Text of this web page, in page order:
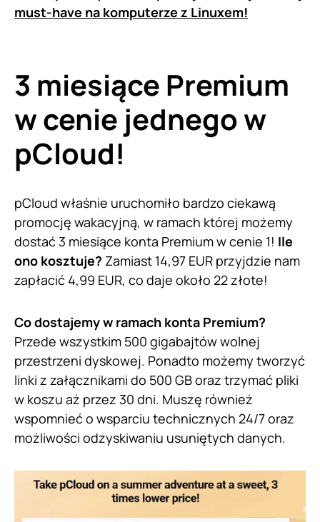
must-have na komputerze z Linuxem!
3 miesiące Premium
w cenie jednego w
pCloud!
pCloud właśnie uruchomiło bardzo ciekawą
promocję wakacyjną, w ramach której możemy
dostać 3 miesiące konta Premium w cenie 1! Ile
ono kosztuje? Zamiast 14,97 EUR przyjdzie nam
zapłacić 4,99 EUR, co daje około 22 złote!
Co dostajemy w ramach konta Premium?
Przede wszystkim 500 gigabajtów wolnej
przestrzeni dyskowej. Ponadto możemy tworzyć
linki z załącznikami do 500 GB oraz trzymać pliki
w koszu aż przez 30 dni. Muszę również
wspomnieć o wsparciu technicznych 24/7 oraz
możliwości odzyskiwaniu usuniętych danych.